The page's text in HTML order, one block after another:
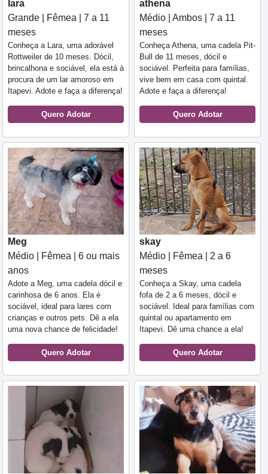
lara
Grande | Fêmea | 7 a 11
meses
Conheça a Lara, uma adorável
Rottweiler de 10 meses. Dócil,
brincalhona e sociável, ela está à
procura de um lar amoroso em
Itapevi. Adote e faça a diferença!
Quero Adotar
athena
Médio | Ambos | 7 a 11
meses
Conheça Athena, uma cadela Pit-
Bull de 11 meses, dócil e
sociável. Perfeita para famílias,
vive bem em casa com quintal.
Adote e faça a diferença!
Quero Adotar
Meg
Médio | Fêmea | 6 ou mais
anos
Adote a Meg, uma cadela dócil e
carinhosa de 6 anos. Ela é
sociável, ideal para lares com
crianças e outros pets. Dê a ela
uma nova chance de felicidade!
Quero Adotar
skay
Médio | Fêmea | 2 a 6
meses
Conheça a Skay, uma cadela
fofa de 2 a 6 meses, dócil e
sociável. Ideal para famílias com
quintal ou apartamento em
Itapevi. Dê uma chance a ela!
Quero Adotar